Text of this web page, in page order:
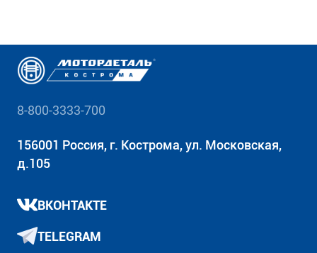
8-800-3333-700
156001 Россия, г. Кострома, ул. Московская,
д.105
ВКОНТАКТЕ
TELEGRAM